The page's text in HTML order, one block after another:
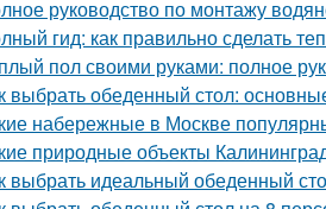
руководство по монтажу
гид: как правильно сделать
пол своими руками: полное
выбрать обеденный стол:
набережные в Москве
природные объекты
выбрать идеальный обеденный